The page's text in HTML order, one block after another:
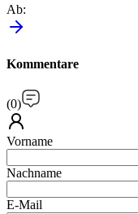
Ab:
Kommentare
(0)
Vorname
Nachname
E-Mail